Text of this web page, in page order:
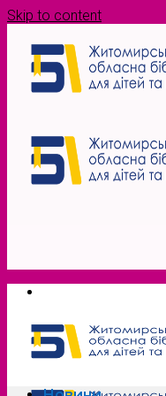
Skip to content